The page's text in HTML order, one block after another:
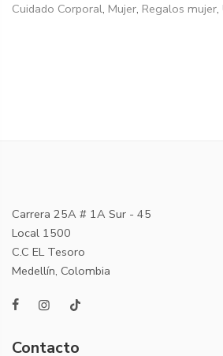
Cuidado Corporal, Mujer, Regalos mujer,
Carrera 25A # 1A Sur - 45
Local 1500
C.C EL Tesoro
Medellín, Colombia
Contacto